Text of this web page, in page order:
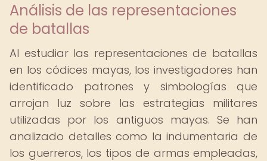
Análisis de las representaciones
de batallas
Al estudiar las representaciones de batallas
en los códices mayas, los investigadores han
identificado patrones y simbologías que
arrojan luz sobre las estrategias militares
utilizadas por los antiguos mayas. Se han
analizado detalles como la indumentaria de
los guerreros, los tipos de armas empleadas,